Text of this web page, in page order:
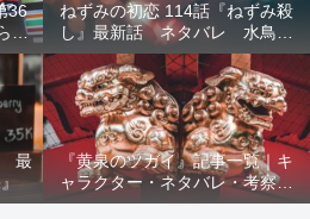
36
な
ねずみの初恋 114話『ねずみ殺
し』最新話 ネタバレ 水鳥死
亡 鯆を殺すか
最
『黄泉のツガイ』記事一覧｜キ
ャラクター・ネタバレ・考察・
死亡キャラまとめ【完全ガイ